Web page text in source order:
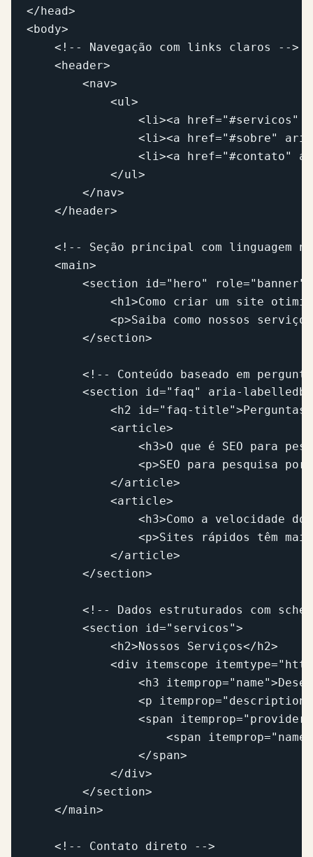
</head>
<body>
    <!-- Navegação com links claros -->
    <header>
        <nav>
            <ul>
<li><a href="#servicos"
<li><a href="#sobre"
<li><a href="#contato"
            </ul>
        </nav>
    </header>
<!-- Seção principal com linguagem
    <main>
        <section id="hero" role="banner">
<h1>Como criar um site
<p>Saiba como nossos
        </section>
<!-- Conteúdo baseado em
<section id="faq" aria-
<h2 id="faq-title">Perguntas
            <article>
<h3>O que é SEO para
<p>SEO para pesquisa
            </article>
            <article>
<h3>Como a velocidade
<p>Sites rápidos têm
            </article>
        </section>
<!-- Dados estruturados com
        <section id="servicos">
            <h2>Nossos Serviços</h2>
<div itemscope
<h3
<p
<span
<span
                </span>
            </div>
        </section>
    </main>
    <!-- Contato direto -->